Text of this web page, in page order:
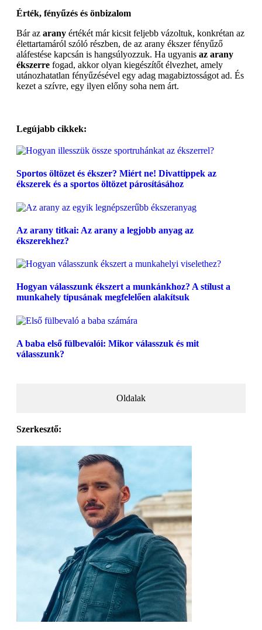
Érték, fényűzés és önbizalom
Bár az arany értékét már kicsit feljebb vázoltuk, konkrétan az
élettartamáról szóló részben, de az arany ékszer fényűző
aláfestése kapcsán is hangsúlyozzuk. Ha ugyanis az arany
ékszerre fogad, akkor olyan kiegészítőt élvezhet, amely
utánozhatatlan fényűzésével egy adag magabiztosságot ad. És
kezet a szívre, egy ilyen előny soha nem árt.
Legújabb cikkek:
Sportos öltözet és ékszer? Miért ne! Divattippek az
ékszerek és a sportos öltözet párosításához
Az arany titkai: Az arany a legjobb anyag az
ékszerekhez?
Hogyan válasszunk ékszert a munkánkhoz? A stílust a
munkahely típusának megfelelően alakítsuk
A baba első fülbevalói: Mikor válasszuk és mit
válasszunk?
Oldalak
Szerkesztő: